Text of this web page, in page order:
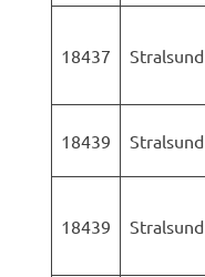
18437 Stralsund
18439 Stralsund
18439 Stralsund